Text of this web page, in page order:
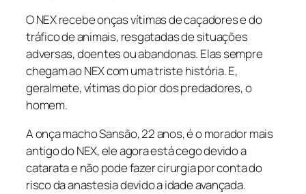
O NEX recebe onças vítimas de caçadores e do
tráfico de animais, resgatadas de situações
adversas, doentes ou abandonas. Elas sempre
chegam ao NEX com uma triste história. E,
geralmete, vítimas do pior dos predadores, o
homem.
A onça macho Sansão, 22 anos, é o morador mais
antigo do NEX, ele agora está cego devido a
catarata e não pode fazer cirurgia por conta do
risco da anastesia devido a idade avançada.